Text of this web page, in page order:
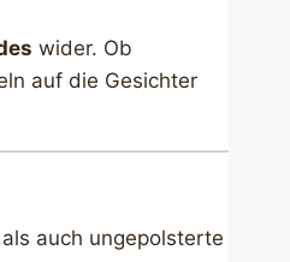
wider. Ob
auf die Gesichter
auch ungepolsterte